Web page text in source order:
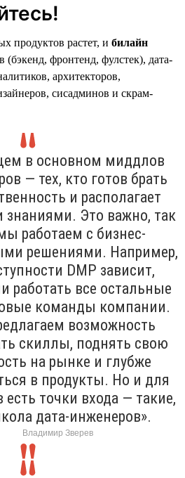
продуктов растет, и билайн
(бэкенд, фронтенд, фулстек), дата-
архитекторов,
сисадминов и скрам-
в основном миддлов
— тех, кто готов брать
и располагает
Это важно, так
работаем с бизнес-
решениями. Например,
DMP зависит,
работать все остальные
команды компании.
возможность
скиллы, поднять свою
на рынке и глубже
в продукты. Но и для
есть точки входа — такие,
дата-инженеров».
Владимир Зверев